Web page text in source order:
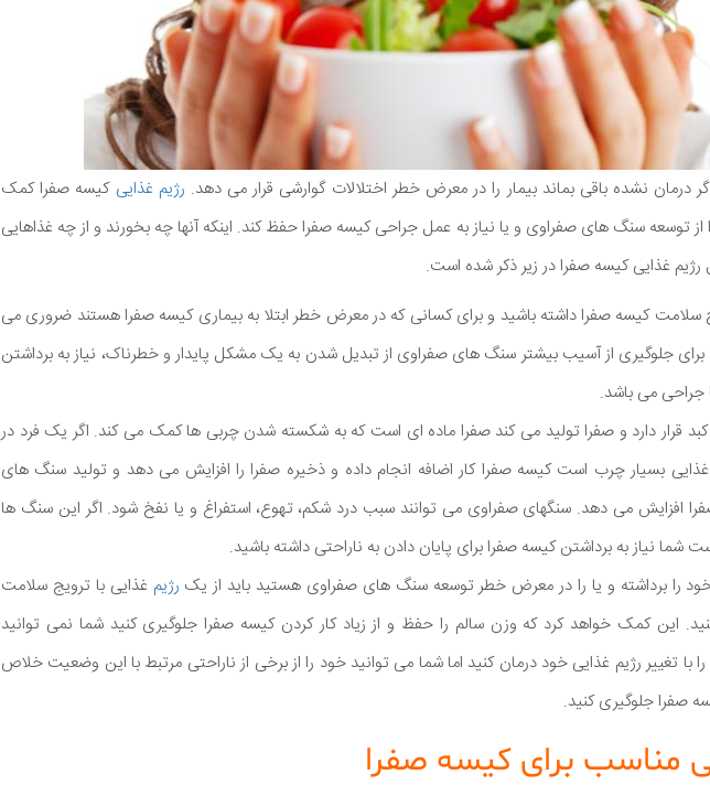
درمان نشده باقی بماند بیمار را در معرض خطر اختلالات گوارشی قرار می دهد. رژیم غذاییکیسه صفرا کمک
از توسعه سنگ های صفراوی و یا نیاز به عمل جراحی کیسه صفرا حفظ کند. اینکه آنها چه بخورند و از چه غذاهایی
رژیم غذایی کیسه صفرا در زیر ذکر شده است.
سلامت کیسه صفرا داشته باشید و برای کسانی که در معرض خطر ابتلا به بیماری کیسه صفرا هستند ضروری می
برای جلوگیری از آسیب بیشتر سنگ های صفراوی از تبدیل شدن به یک مشکل پایدار و خطرناک، نیاز به برداشتن
جراحی می باشد.
قرار دارد و صفرا تولید می کند صفرا ماده ای است که به شکسته شدن چربی ها کمک می کند. اگر یک فرد در
بسیار چرب است کیسه صفرا کار اضافه انجام داده و ذخیره صفرا را افزایش می دهد و تولید سنگ های
افزایش می دهد. سنگهای صفراوی می توانند سبب درد شکم، تهوع، استفراغ و یا نفخ شود. اگر این سنگ ها
شما نیاز به برداشتن کیسه صفرا برای پایان دادن به ناراحتی داشته باشید.
را برداشته و یا را در معرض خطر توسعه سنگ های صفراوی هستید باید از یک رژیم غذایی با ترویج سلامت
این کمک خواهد کرد که وزن سالم را حفظ و از زیاد کار کردن کیسه صفرا جلوگیری کنید شما نمی توانید
با تغییر رژیم غذایی خود درمان کنید اما شما می توانید خود را از برخی از ناراحتی مرتبط با این وضعیت خلاص
صفرا جلوگیری کنید.
مناسب برای کیسه صفرا